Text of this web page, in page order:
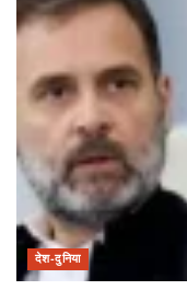
देश-दुनिया